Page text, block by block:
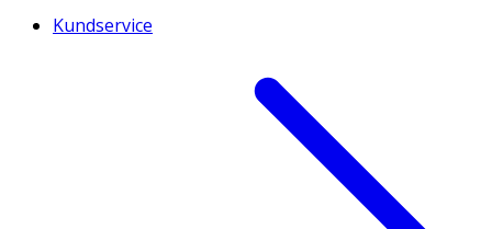
Kundservice